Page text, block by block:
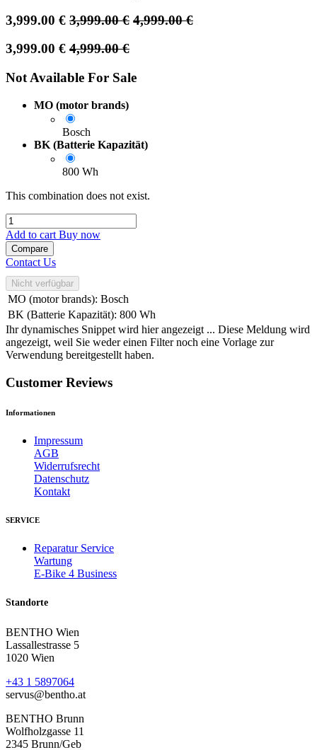
3,999.00 € 3,999.00€ 4,999.00€
3,999.00 € 4,999.00€
Not Available For Sale
MO (motor brands)
Bosch
BK (Batterie Kapazität)
800 Wh
This combination does not exist.
Add to cart Buy now
Compare
Contact Us
Nicht verfügbar
MO (motor brands): Bosch
BK (Batterie Kapazität): 800 Wh
Ihr dynamisches Snippet wird hier angezeigt ... Diese Meldung wird
angezeigt, weil Sie weder einen Filter noch eine Vorlage zur
Verwendung bereitgestellt haben.
Customer Reviews
Informationen
Impressum
AGB
Widerrufsrecht
Datenschutz
Kontakt
SERVICE
Reparatur Service
Wartung
E-Bike 4 Business
Standorte
BENTHO Wien
Lassallestrasse 5
1020 Wien
+43 1 5897064
servus@bentho.at
BENTHO Brunn
Wolfholzgasse 11
2345 Brunn/Geb